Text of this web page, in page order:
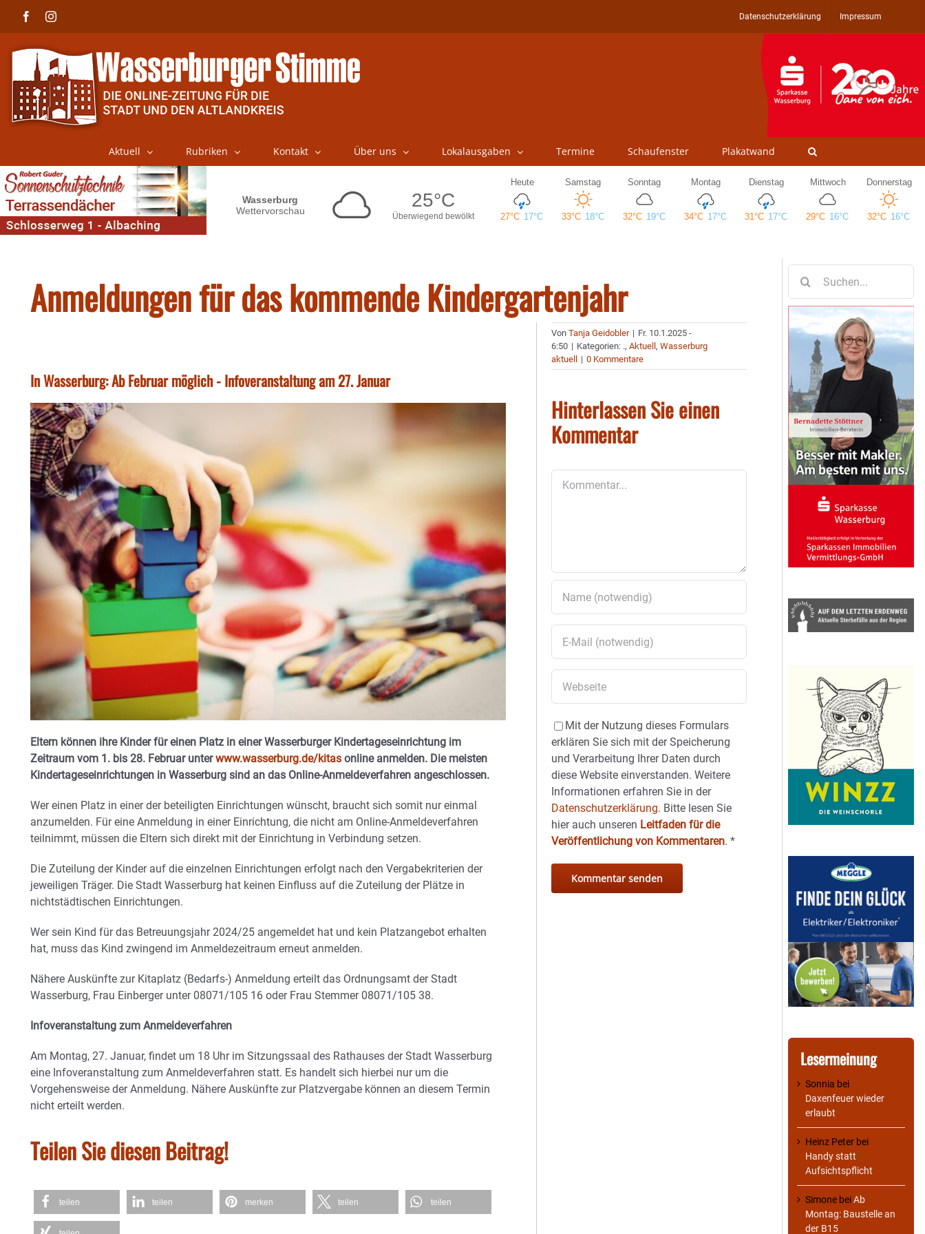
FacebookInstagram Datenschutzerklärung Impressum
Aktuell Rubriken Kontakt Über uns Lokalausgaben Termine Schaufenster Plakatwand
Anmeldungen für das kommende Kindergartenjahr
In Wasserburg: Ab Februar möglich - Infoveranstaltung am 27. Januar
Eltern können ihre Kinder für einen Platz in einer Wasserburger Kindertageseinrichtung im
Zeitraum vom 1. bis 28. Februar unterwww.wasserburg.de/kitas online anmelden. Die meisten
Kindertageseinrichtungen in Wasserburg sind an das Online-Anmeldeverfahren angeschlossen.
Wer einen Platz in einer der beteiligten Einrichtungen wünscht, braucht sich somit nur einmal
anzumelden. Für eine Anmeldung in einer Einrichtung, die nicht am Online-Anmeldeverfahren
teilnimmt, müssen die Eltern sich direkt mit der Einrichtung in Verbindung setzen.
Die Zuteilung der Kinder auf die einzelnen Einrichtungen erfolgt nach den Vergabekriterien der
jeweiligen Träger. Die Stadt Wasserburg hat keinen Einfluss auf die Zuteilung der Plätze in
nichtstädtischen Einrichtungen.
Wer sein Kind für das Betreuungsjahr 2024/25 angemeldet hat und kein Platzangebot erhalten
hat, muss das Kind zwingend im Anmeldezeitraum erneut anmelden.
Nähere Auskünfte zur Kitaplatz (Bedarfs-) Anmeldung erteilt das Ordnungsamt der Stadt
Wasserburg, Frau Einberger unter 08071/105 16 oder Frau Stemmer 08071/105 38.
Infoveranstaltung zum Anmeldeverfahren
Am Montag, 27. Januar, findet um 18 Uhr im Sitzungssaal des Rathauses der Stadt Wasserburg
eine Infoveranstaltung zum Anmeldeverfahren statt. Es handelt sich hierbei nur um die
Vorgehensweise der Anmeldung. Nähere Auskünfte zur Platzvergabe können an diesem Termin
nicht erteilt werden.
Teilen Sie diesen Beitrag!
teilen teilen merken teilen teilen
VonTanja Geidobler | Fr. 10.1.2025 -
6:50 | Kategorien: .,Aktuell,Wasserburg
aktuell
| 0 Kommentare
Hinterlassen Sie einen
Kommentar
Mit der Nutzung dieses Formulars
erklären Sie sich mit der Speicherung
und Verarbeitung Ihrer Daten durch
diese Website einverstanden. Weitere
Informationen erfahren Sie in der
Datenschutzerklärung. Bitte lesen Sie
hier auch unseren Leitfaden für die
Veröffentlichung von Kommentaren.*
nach:
Lesermeinung
Sonnia bei
Daxenfeuer wieder
erlaubt
Heinz Peter bei
Handy statt
Aufsichtspflicht
Simone beiAb
Montag: Baustelle an
der B15